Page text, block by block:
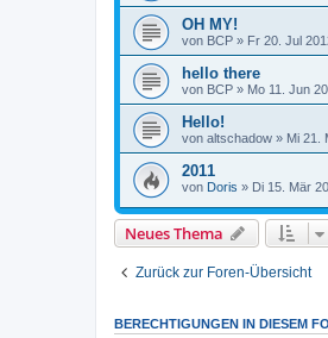
OH MY!
von BCP » Fr 20. Jul
hello there
von BCP » Mo 11. Jun
Hello!
von altschadow » Mi 21.
2011
von Doris » Di 15. Mär
Neues Thema
Zurück zur Foren-Übersicht
BERECHTIGUNGEN IN DIESEM